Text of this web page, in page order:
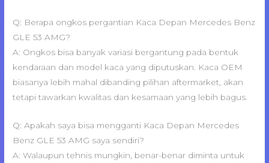
Q: Berapa ongkos pergantian Kaca Depan Mercedes Benz
GLE 53 AMG?
A: Ongkos bisa banyak variasi bergantung pada bentuk
kendaraan dan model kaca yang diputuskan. Kaca OEM
biasanya lebih mahal dibanding pilihan aftermarket, akan
tetapi tawarkan kwalitas dan kesamaan yang lebih bagus.
Q: Apakah saya bisa mengganti Kaca Depan Mercedes
Benz GLE 53 AMG saya sendiri?
A: Walaupun tehnis mungkin, benar-benar diminta untuk